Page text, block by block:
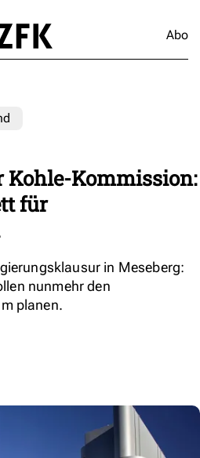
Abo
Kohle-Kommission:
für
in Meseberg:
nunmehr den
planen.